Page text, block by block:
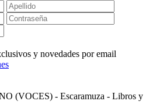
y novedades por email